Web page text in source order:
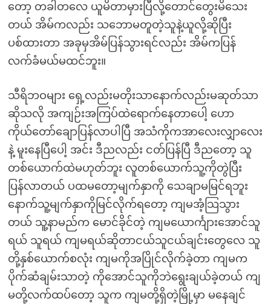
တော့ တခါတလေ ယူမိတာမှားပြီလို့တောင်တွေးမိသေး
တယ် အိမ်ကလည်း သဘောမတူတဲ့သူနဲ့ယူလို့ဆိုပြီး
ပစ်ထားတာ အခုမှအိမ်ပြန်သွားရင်လည်း အိမ်ကပြန်
လက်ခံမယ်မထင်ဘူး။
သီရိဘဝများ ရှေ့လည်းမတိုးသာနောက်လည်းမဆုတ်သာ
ဆိုသလို အကျဉ်းအကြပ်ထဲရောက်နေတာပေါ့ ဟော
ကိုယ်တော်ချောပြန်လာပါပြီ အသံကိုကအာလေးလျှာလေး
နဲ့ မူးနေပြီပေါ့ အင်း ဒီညလည်း ငတ်ပြန်ပြီ ဒီညတော့ သူ
တစ်ယောက်ထဲမဟုတ်ဘူး လူတစ်ယောက်သူ့ကိုတွဲပြီး
ပြန်လာတယ် ပထမတော့မျက်နှာကို သေချာမမြင်ရဘူး
နောက်သူ့မျက်နှာကိုမြင်လိုက်ရတော့ ကျမအံ့သြသွား
တယ် သူ့နာမည်က မောင်ခိုင်တဲ့ ကျမယောင်္ကျားအောင်သူ
ရယ် သူရယ် ကျမရယ်ဆိုတာငယ်သူငယ်ချင်းတွေလေ သူ
တို့နှစ်ယောက်စလုံး ကျမကိုအပြိုင်လိုက်ခဲ့တာ ကျမက
ပိုက်ဆံချမ်းသာတဲ့ ကိုအောင်သူကိုဘဲရွေးချယ်ခဲ့တယ် ကျ
မတို့လက်ထပ်တော့ သူက ကျမတို့ရှိတဲ့မြို့မှာ မနေချင်